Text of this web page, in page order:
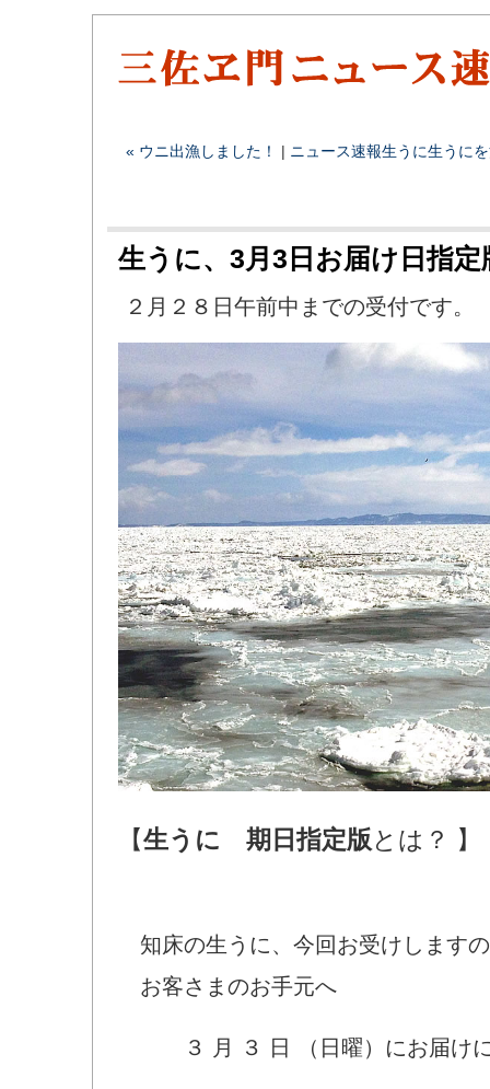
« ウニ出漁しました！ | ニュース速報生うに生うに
生うに、3月3日お届け日指定
２月２８日午前中までの受付です。
【生うに 期日指定版 とは？ 】
知床の生うに、今回お受けします
お客さまのお手元へ
３ 月 ３ 日 （日曜）にお届け